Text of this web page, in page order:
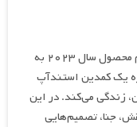
ازرا، نام فیلمی کمدی و درام محصول سال ۲۰۲۳ به
یک کمدین استندآپ
زندگی می‌کند. در این
جنا، تصمیم‌هایی